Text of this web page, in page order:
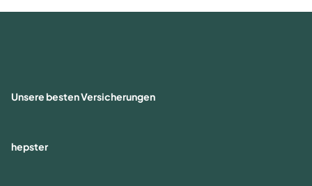
Unsere besten Versicherungen
hepster